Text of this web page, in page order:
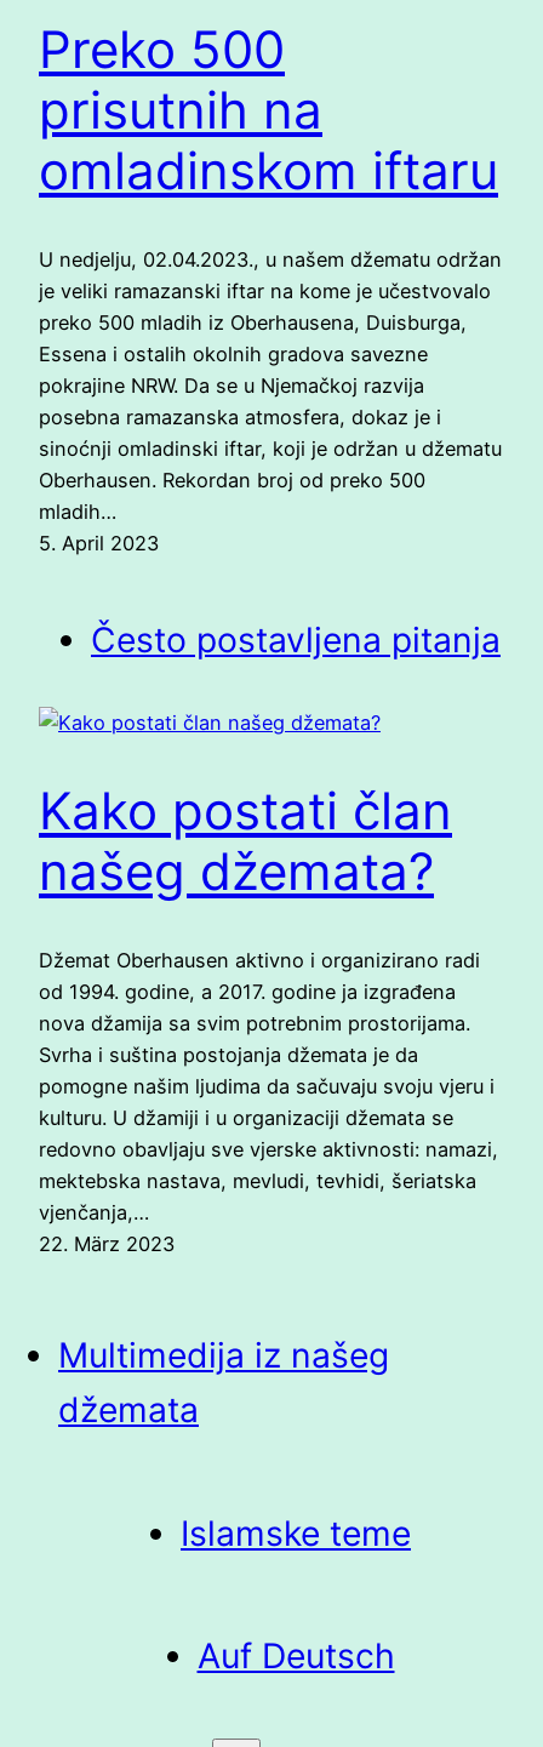
Preko 500
prisutnih na
omladinskom iftaru
U nedjelju, 02.04.2023., u našem džematu održan
je veliki ramazanski iftar na kome je učestvovalo
preko 500 mladih iz Oberhausena, Duisburga,
Essena i ostalih okolnih gradova savezne
pokrajine NRW. Da se u Njemačkoj razvija
posebna ramazanska atmosfera, dokaz je i
sinoćnji omladinski iftar, koji je održan u džematu
Oberhausen. Rekordan broj od preko 500
mladih…
5. April 2023
Često postavljena pitanja
Kako postati član
našeg džemata?
Džemat Oberhausen aktivno i organizirano radi
od 1994. godine, a 2017. godine ja izgrađena
nova džamija sa svim potrebnim prostorijama.
Svrha i suština postojanja džemata je da
pomogne našim ljudima da sačuvaju svoju vjeru i
kulturu. U džamiji i u organizaciji džemata se
redovno obavljaju sve vjerske aktivnosti: namazi,
mektebska nastava, mevludi, tevhidi, šeriatska
vjenčanja,…
22. März 2023
Multimedija iz našeg
džemata
Islamske teme
Auf Deutsch